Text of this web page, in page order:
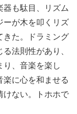
器も駄目、リズム
ーが木を叩くリズ
きた。ドラミング
法則性があり、
り、音楽を楽し
楽に心を和ませる
けない。トホホで